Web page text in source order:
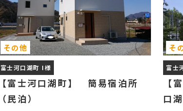
富士河口湖町 I様
【富士河口湖町】 簡易宿泊所
（民泊）
その他
富士
【
口湖
そ